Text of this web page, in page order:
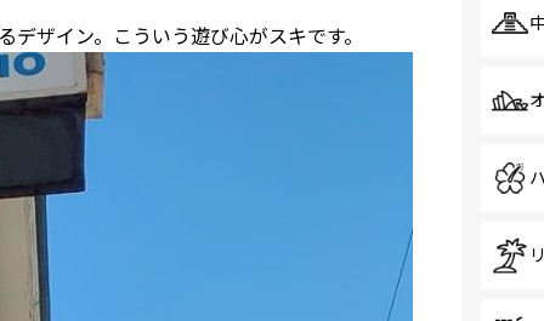
ザイン。こういう遊び心がスキです。